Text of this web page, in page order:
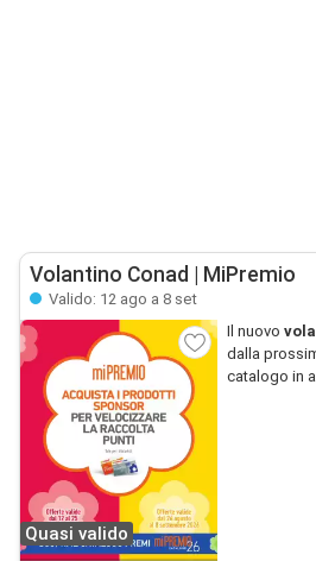
Volantino Conad | MiPremio
Valido: 12 ago a 8 set
Quasi valido
Il nuovo
dalla
catalogo in